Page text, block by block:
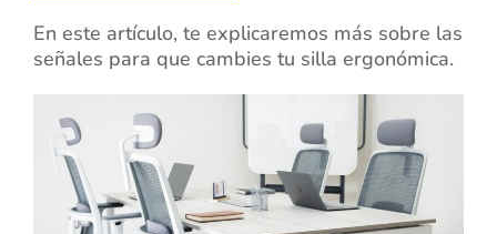
En este artículo, te explicaremos más sobre las
señales para que cambies tu silla ergonómica.